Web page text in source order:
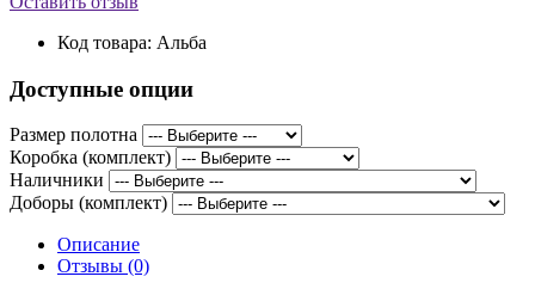
Код товара: Альба
Доступные опции
Размер полотна
Коробка (комплект)
Наличники
Доборы (комплект)
Описание
Отзывы (0)